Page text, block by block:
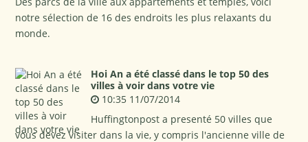
notre sélection de 16 des endroits les plus relaxants du
monde.
Hoi An a été classé dans le top 50 des
villes à voir dans votre vie
10:35 11/07/2014
Huffingtonpost a presenté 50 villes que
vous devez visiter dans la vie, y compris l'ancienne ville de